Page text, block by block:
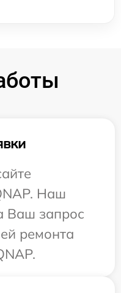
Наш
Ваш запрос
ремонта